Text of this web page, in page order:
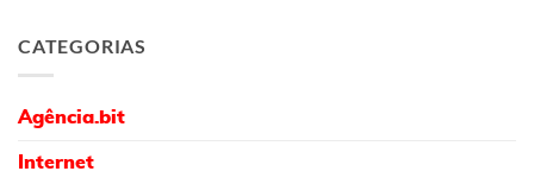
CATEGORIAS
Agência.bit
Internet